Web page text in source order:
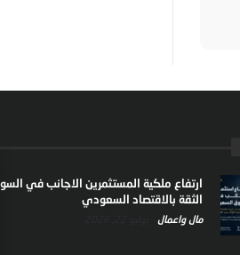
ارتفاع ملكية المستثمرين الاجانب في
الثقة بالاقتصاد السعودي
مال واعمال